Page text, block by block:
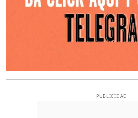
PUBLICIDAD